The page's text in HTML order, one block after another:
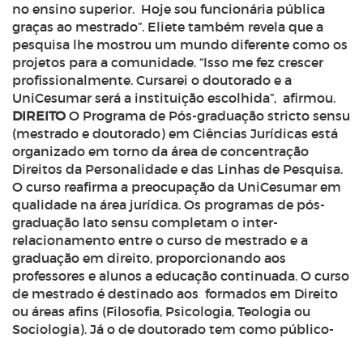
no ensino superior. Hoje sou funcionária pública
graças ao mestrado”. Eliete também revela que a
pesquisa lhe mostrou um mundo diferente como os
projetos para a comunidade. “Isso me fez crescer
profissionalmente. Cursarei o doutorado e a
UniCesumar será a instituição escolhida”, afirmou.
DIREITO O Programa de Pós-graduação stricto sensu
(mestrado e doutorado) em Ciências Jurídicas está
organizado em torno da área de concentração
Direitos da Personalidade e das Linhas de Pesquisa.
O curso reafirma a preocupação da UniCesumar em
qualidade na área jurídica. Os programas de pós-
graduação lato sensu completam o inter-
relacionamento entre o curso de mestrado e a
graduação em direito, proporcionando aos
professores e alunos a educação continuada. O curso
de mestrado é destinado aos formados em Direito
ou áreas afins (Filosofia, Psicologia, Teologia ou
Sociologia). Já o de doutorado tem como público-